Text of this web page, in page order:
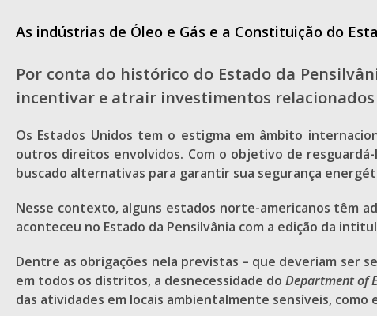
As indústrias de Óleo e Gás e a Constituição do
Por conta do histórico do Estado da
incentivar e atrair investimentos
Os Estados Unidos tem o estigma em âmbito
outros direitos envolvidos. Com o objetivo de
buscado alternativas para garantir sua segurança
Nesse contexto, alguns estados norte-americanos têm
aconteceu no Estado da Pensilvânia com a edição da
Dentre as obrigações nela previstas – que deveriam ser
em todos os distritos, a desnecessidade doDepartment of
das atividades em locais ambientalmente sensíveis, como